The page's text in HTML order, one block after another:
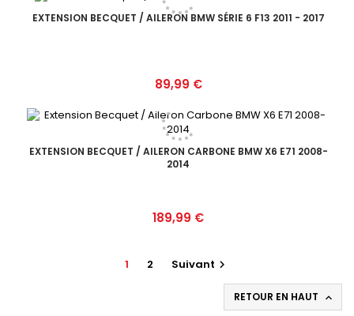
EXTENSION BECQUET / AILERON BMW SÉRIE 6 F13 2011 - 2017
Prix
89,99 €
EXTENSION BECQUET / AILERON CARBONE BMW X6 E71 2008-
2014
Prix
189,99 €
1 2 Suivant 
RETOUR EN HAUT 